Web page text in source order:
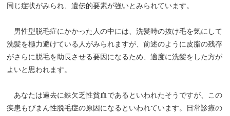
同じ症状がみられ、遺伝的要素が強いとみられています。
男性型脱毛症にかかった人の中には、洗髪時の抜け毛を気にして
洗髪を極力避けている人がみられますが、前述のように皮脂の残存
がさらに脱毛を助長させる要因になるため、適度に洗髪をした方が
よいと思われます。
あなたは過去に鉄欠乏性貧血であるといわれたそうですが、この
疾患もびまん性脱毛症の原因になるといわれています。日常診療の